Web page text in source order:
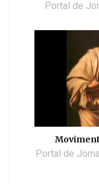
Portal de
Portal de